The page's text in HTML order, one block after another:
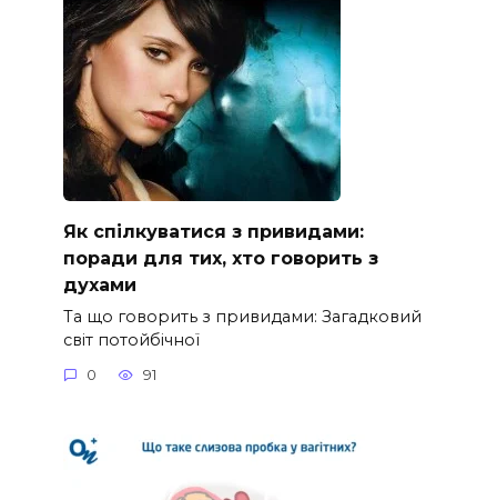
Як спілкуватися з привидами:
поради для тих, хто говорить з
духами
Та що говорить з привидами: Загадковий
світ потойбічної
0 91